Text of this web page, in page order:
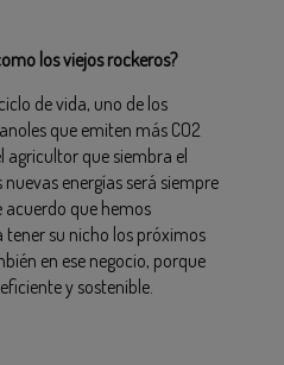
los viejos rockeros?
de vida, uno de los
que emiten más CO2
agricultor que siembra el
energías será siempre
que hemos
su nicho los próximos
en ese negocio, porque
y sostenible.